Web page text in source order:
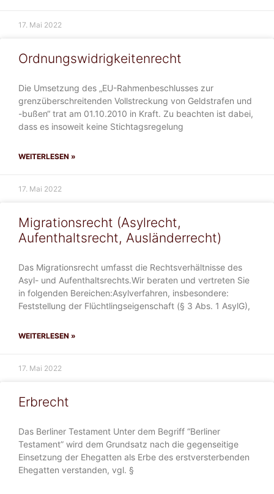
17. Mai 2022
Ordnungswidrigkeitenrecht
Die Umsetzung des „EU-Rahmenbeschlusses zur
grenzüberschreitenden Vollstreckung von Geldstrafen und
-bußen“ trat am 01.10.2010 in Kraft. Zu beachten ist dabei,
dass es insoweit keine Stichtagsregelung
WEITERLESEN »
17. Mai 2022
Migrationsrecht (Asylrecht,
Aufenthaltsrecht, Ausländerrecht)
Das Migrationsrecht umfasst die Rechtsverhältnisse des
Asyl- und Aufenthaltsrechts.Wir beraten und vertreten Sie
in folgenden Bereichen:Asylverfahren, insbesondere:
Feststellung der Flüchtlingseigenschaft (§ 3 Abs. 1 AsylG),
WEITERLESEN »
17. Mai 2022
Erbrecht
Das Berliner Testament Unter dem Begriff “Berliner
Testament” wird dem Grundsatz nach die gegenseitige
Einsetzung der Ehegatten als Erbe des erstversterbenden
Ehegatten verstanden, vgl. §